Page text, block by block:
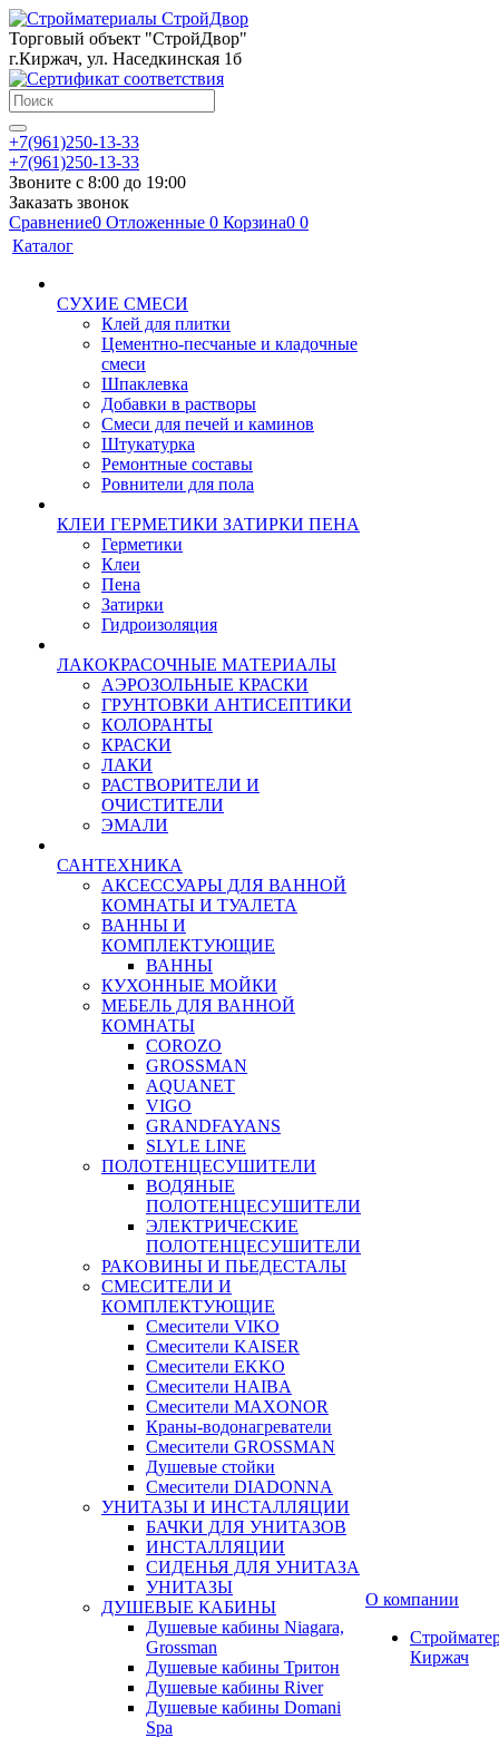
Торговый объект "СтройДвор"
г.Киржач, ул. Наседкинская 1б
+7(961)250-13-33
+7(961)250-13-33
Звоните с 8:00 до 19:00
Заказать звонок
Сравнение0 Отложенные 0 Корзина0 0
Каталог
СУХИЕ СМЕСИ
Клей для плитки
Цементно-песчаные и кладочные
смеси
Шпаклевка
Добавки в растворы
Смеси для печей и каминов
Штукатурка
Ремонтные составы
Ровнители для пола
КЛЕИ ГЕРМЕТИКИ ЗАТИРКИ ПЕНА
Герметики
Клеи
Пена
Затирки
Гидроизоляция
ЛАКОКРАСОЧНЫЕ МАТЕРИАЛЫ
АЭРОЗОЛЬНЫЕ КРАСКИ
ГРУНТОВКИ АНТИСЕПТИКИ
КОЛОРАНТЫ
КРАСКИ
ЛАКИ
РАСТВОРИТЕЛИ И
ОЧИСТИТЕЛИ
ЭМАЛИ
САНТЕХНИКА
АКСЕССУАРЫ ДЛЯ ВАННОЙ
КОМНАТЫ И ТУАЛЕТА
ВАННЫ И
КОМПЛЕКТУЮЩИЕ
ВАННЫ
КУХОННЫЕ МОЙКИ
МЕБЕЛЬ ДЛЯ ВАННОЙ
КОМНАТЫ
COROZO
GROSSMAN
AQUANET
VIGO
GRANDFAYANS
SLYLE LINE
ПОЛОТЕНЦЕСУШИТЕЛИ
ВОДЯНЫЕ
ПОЛОТЕНЦЕСУШИТЕЛИ
ЭЛЕКТРИЧЕСКИЕ
ПОЛОТЕНЦЕСУШИТЕЛИ
РАКОВИНЫ И ПЬЕДЕСТАЛЫ
СМЕСИТЕЛИ И
КОМПЛЕКТУЮЩИЕ
Смесители VIKO
Смесители KAISER
Смесители EKKO
Смесители HAIBA
Смесители MAXONOR
Краны-водонагреватели
Смесители GROSSMAN
Душевые стойки
Смесители DIADONNA
УНИТАЗЫ И ИНСТАЛЛЯЦИИ
БАЧКИ ДЛЯ УНИТАЗОВ
ИНСТАЛЛЯЦИИ
СИДЕНЬЯ ДЛЯ УНИТАЗА
УНИТАЗЫ
ДУШЕВЫЕ КАБИНЫ
Душевые кабины Niagara,
Grossman
Душевые кабины Тритон
Душевые кабины River
Душевые кабины Domani
Spa
О компании
Киржач